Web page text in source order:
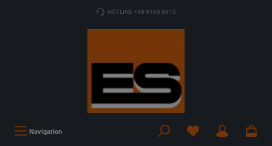
HOTLINE +49 9163 8910
Navigation